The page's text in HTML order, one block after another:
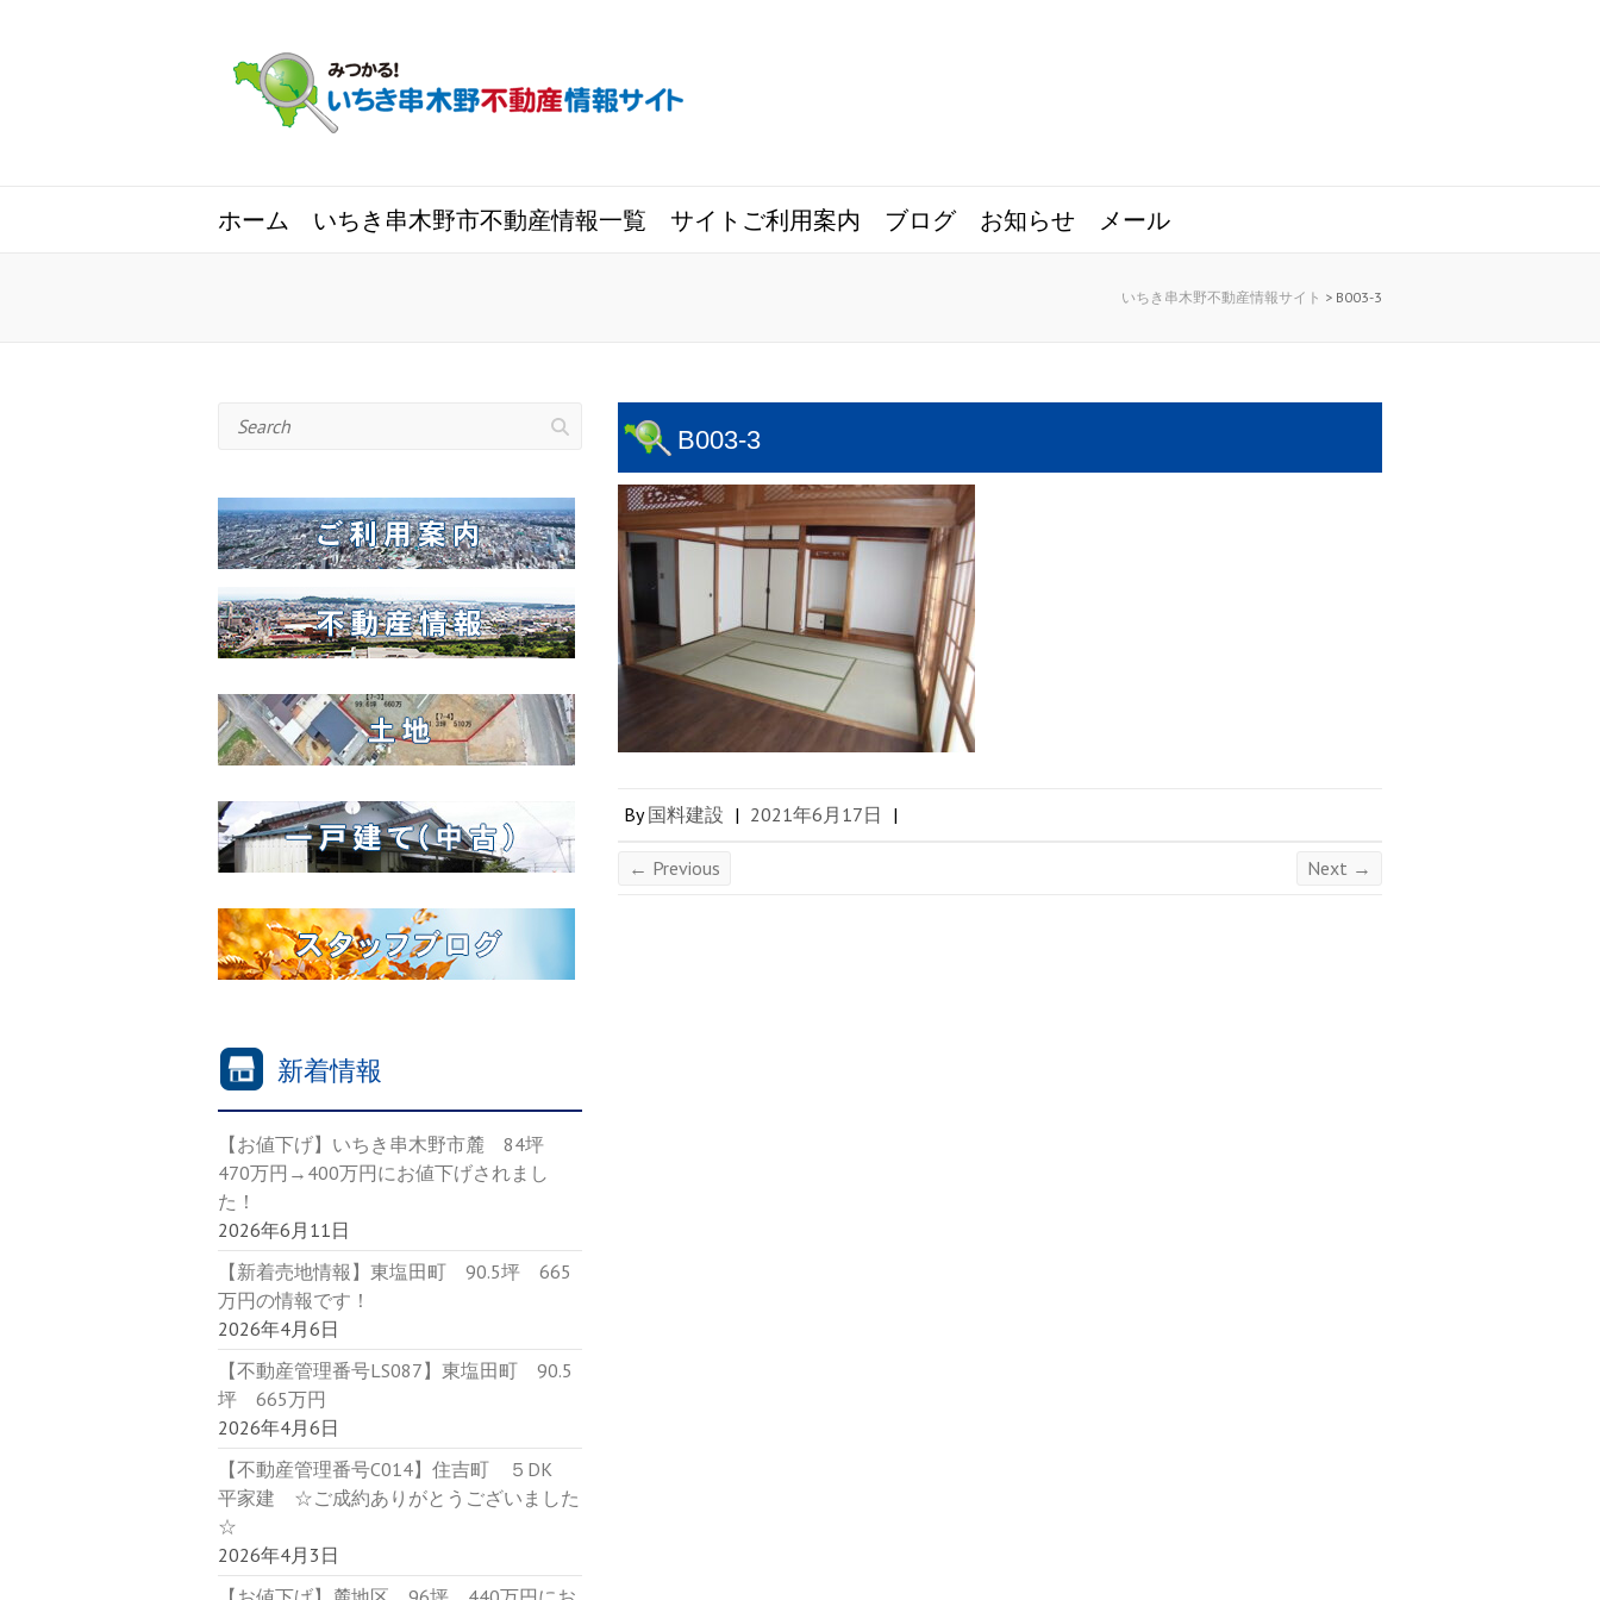
ホーム いちき串木野市不動産情報一覧 サイトご利用案内 ブログ お知らせ メール
いちき串木野不動産情報サイト > B003-3
B003-3
By国料建設 | 2021年6月17日 |
← Previous Next →
Search
新着情報
【お値下げ】いちき串木野市麓 84坪
470万円→400万円にお値下げされまし
た！
2026年6月11日
【新着売地情報】東塩田町 90.5坪 665
万円の情報です！
2026年4月6日
【不動産管理番号LS087】東塩田町 90.5
坪 665万円
2026年4月6日
【不動産管理番号C014】住吉町 ５DK
平家建 ☆ご成約ありがとうございました
☆
2026年4月3日